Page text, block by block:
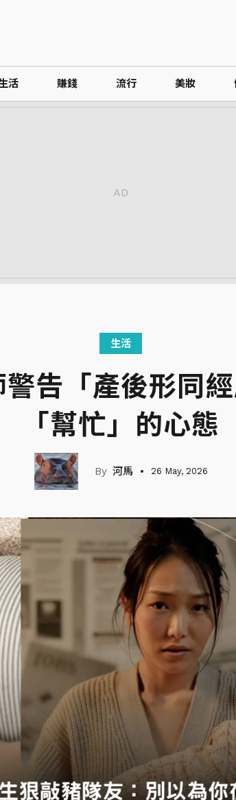
活 賺錢 流行 美妝
生活
告「產後形同
「幫忙」的心態
河馬 26 May, 2026